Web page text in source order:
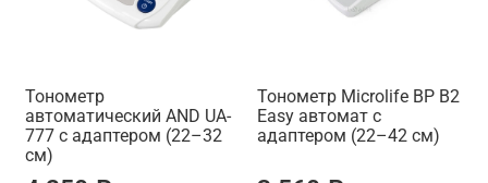
Тонометр
автоматический AND UA-
777 с адаптером (22–32
см)
Тонометр Microlife BP B2
Easy автомат с
адаптером (22–42 см)